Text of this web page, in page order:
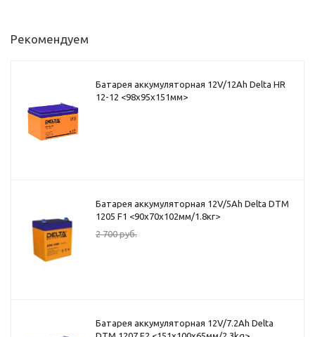
Рекомендуем
Батарея аккумуляторная 12V/12Ah Delta HR
12-12 <98x95x151мм>
Батарея аккумуляторная 12V/5Ah Delta DTM
1205 F1 <90x70x102мм/1.8кг>
2 700руб.
Батарея аккумуляторная 12V/7.2Ah Delta